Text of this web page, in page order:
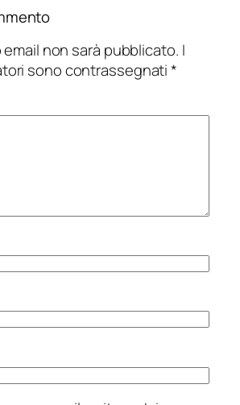
non sarà pubblicato. I
sono contrassegnati*